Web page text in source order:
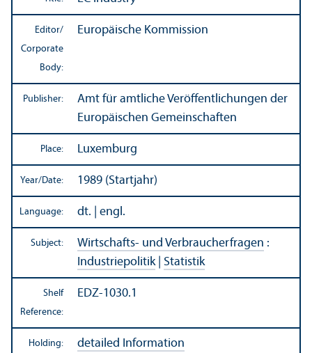
Editor/
Corporate
Body:
Europäische Kommission
Publisher:
Amt für amtliche Veröffentlichungen der
Europäischen Gemeinschaften
Place: Luxemburg
Year/Date: 1989 (Startjahr)
Language: dt. | engl.
Subject: Wirtschafts- und Verbraucherfragen :
Industriepolitik| Statistik
Shelf
Reference:
EDZ-1030.1
Holding: detailed Information